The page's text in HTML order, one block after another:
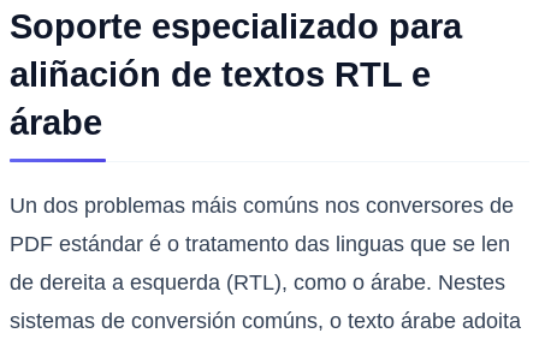
Soporte especializado para
aliñación de textos RTL e
árabe
Un dos problemas máis comúns nos conversores de
PDF estándar é o tratamento das linguas que se len
de dereita a esquerda (RTL), como o árabe. Nestes
sistemas de conversión comúns, o texto árabe adoita